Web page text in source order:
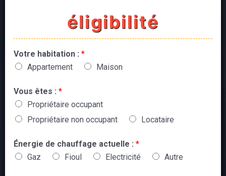
éligibilité
Votre habitation : *
Appartement
Maison
Vous êtes : *
Propriétaire occupant
Propriétaire non occupant
Locataire
Énergie de chauffage actuelle : *
Gaz
Fioul Electricité Autre